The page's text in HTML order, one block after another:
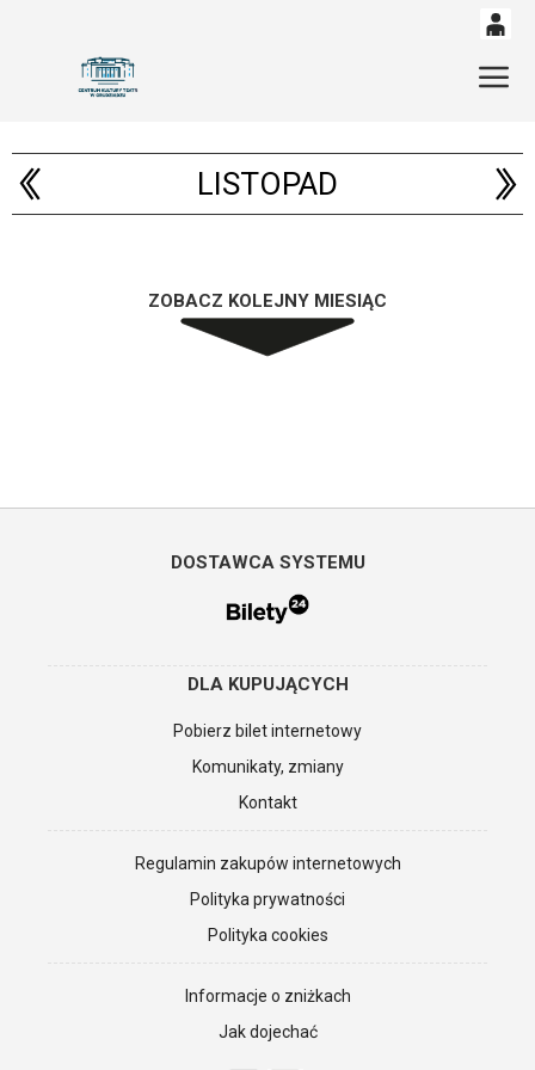
14 53
LISTOPAD
ZOBACZ KOLEJNY MIESIĄC
DOSTAWCA SYSTEMU
DLA KUPUJĄCYCH
Pobierz bilet internetowy
Komunikaty, zmiany
Kontakt
Regulamin zakupów internetowych
Polityka prywatności
Polityka cookies
Informacje o zniżkach
Jak dojechać